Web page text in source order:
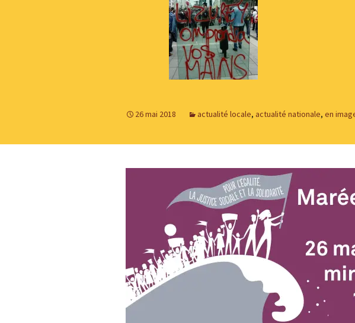
26 mai 2018 actualité locale, actualité nationale, en